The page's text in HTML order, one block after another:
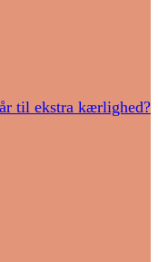
til ekstra kærlighed?